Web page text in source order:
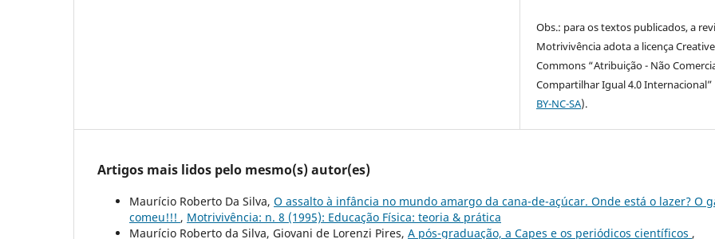
Obs.: para os textos publicados, a
Motrivivência adota a licença Creative
Commons “Atribuição - Não
Compartilhar Igual 4.0 Internacional”
BY-NC-SA).
Artigos mais lidos pelo mesmo(s) autor(es)
Maurício Roberto Da Silva, O assalto à infância no mundo amargo da cana-de-açúcar. Onde está o lazer? O
comeu!!! , Motrivivência: n. 8 (1995): Educação Física: teoria & prática
Maurício Roberto da Silva, Giovani de Lorenzi Pires, A pós-graduação, a Capes e os periódicos científicos ,